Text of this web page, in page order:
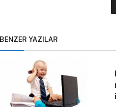
BENZER YAZILAR